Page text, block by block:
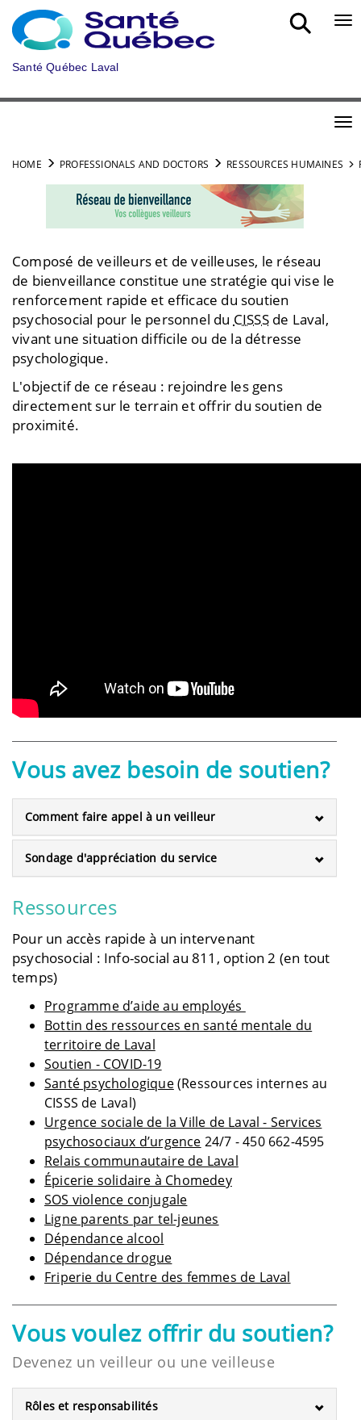
Skip to main content
Santé Québec Laval
HOME PROFESSIONALS AND DOCTORS RESSOURCES HUMAINES
Composé de veilleurs et de veilleuses, le réseau
de bienveillance constitue une stratégie qui vise le
renforcement rapide et efficace du soutien
psychosocial pour le personnel du CISSSde Laval,
vivant une situation difficile ou de la détresse
psychologique.
L'objectif de ce réseau : rejoindre les gens
directement sur le terrain et offrir du soutien de
proximité.
Vous avez besoin de soutien?
Comment faire appel à un veilleur
Sondage d'appréciation du service
Ressources
Pour un accès rapide à un intervenant
psychosocial : Info-social au 811, option 2 (en tout
temps)
Programme d’aide au employés
Bottin des ressources en santé mentale du
territoire de Laval
Soutien - COVID-19
Santé psychologique(Ressources internes au
CISSS de Laval)
Urgence sociale de la Ville de Laval - Services
psychosociaux d’urgence 24/7 - 450 662-4595
Relais communautaire de Laval
Épicerie solidaire à Chomedey
SOS violence conjugale
Ligne parents par tel-jeunes
Dépendance alcool
Dépendance drogue
Friperie du Centre des femmes de Laval
Vous voulez offrir du soutien?
Devenez un veilleur ou une veilleuse
Rôles et responsabilités